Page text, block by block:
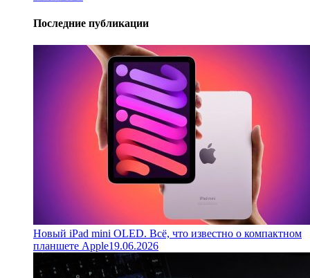
Последние публикации
Новый iPad mini OLED. Всё, что известно о компактном
планшете Apple19.06.2026